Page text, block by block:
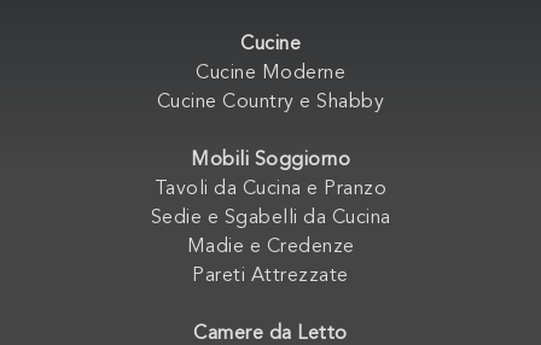
Cucine
Cucine Moderne
Cucine Country e Shabby
Mobili Soggiorno
Tavoli da Cucina e Pranzo
Sedie e Sgabelli da Cucina
Madie e Credenze
Pareti Attrezzate
Camere da Letto